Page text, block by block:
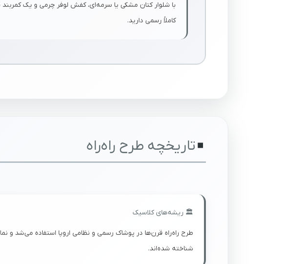
با شلوار کتان مشکی یا سرمه‌ای، کفش لوفر چرمی و یک
کاملاً رسمی دارید.
تاریخچه طرح راه‌راه
🏛️ ریشه‌های کلاسیک
طرح راه‌راه قرن‌ها در پوشاک رسمی و نظامی اروپا استفاده می‌شد و
شناخته شده‌اند.